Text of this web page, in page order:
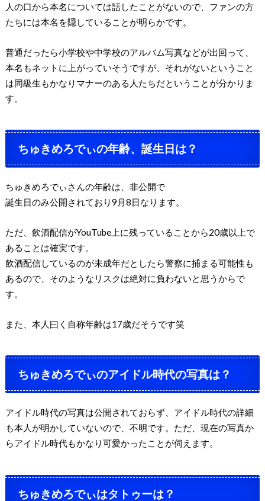
人の口から本名については話したことがないので、ファンの方
たちには本名を隠していることが明らかです。
普通だったら小学校や中学校のアルバム写真などが出回って、
本名もネットに上がっていそうですが、それがないということ
は同級生もかなりマナーのある人たちだということが分かりま
す。
ちゅきめろでぃの年齢、誕生日は？
ちゅきめろでぃさんの年齢は、非公開で
誕生日のみ公開されており9月8日なります。
ただ、飲酒配信がYouTube上に残っていることから20歳以上で
あることは確実です。
飲酒配信しているのが未成年だとしたら警察に捕まる可能性も
あるので、そのようなリスクは絶対に負わないと思うからで
す。
また、本人曰く自称年齢は17歳だそうです笑
ちゅきめろでぃのアイドル時代の写真は？
アイドル時代の写真は公開されておらず、アイドル時代の詳細
も本人が明かしていないので、不明です。ただ、現在の写真か
らアイドル時代もかなり可愛かったことが伺えます。
ちゅきめろでぃはタトゥーは？